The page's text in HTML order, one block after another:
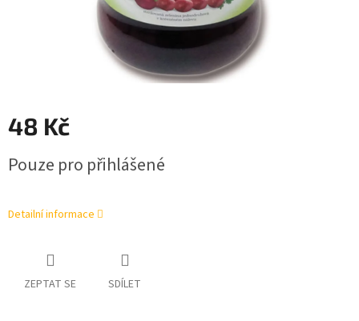
48 Kč
cena:
Pouze pro přihlášené
Detailní informace
ZEPTAT SE SDÍLET